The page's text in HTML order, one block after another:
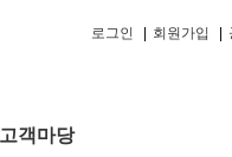
로그인 회원가입
고객마당